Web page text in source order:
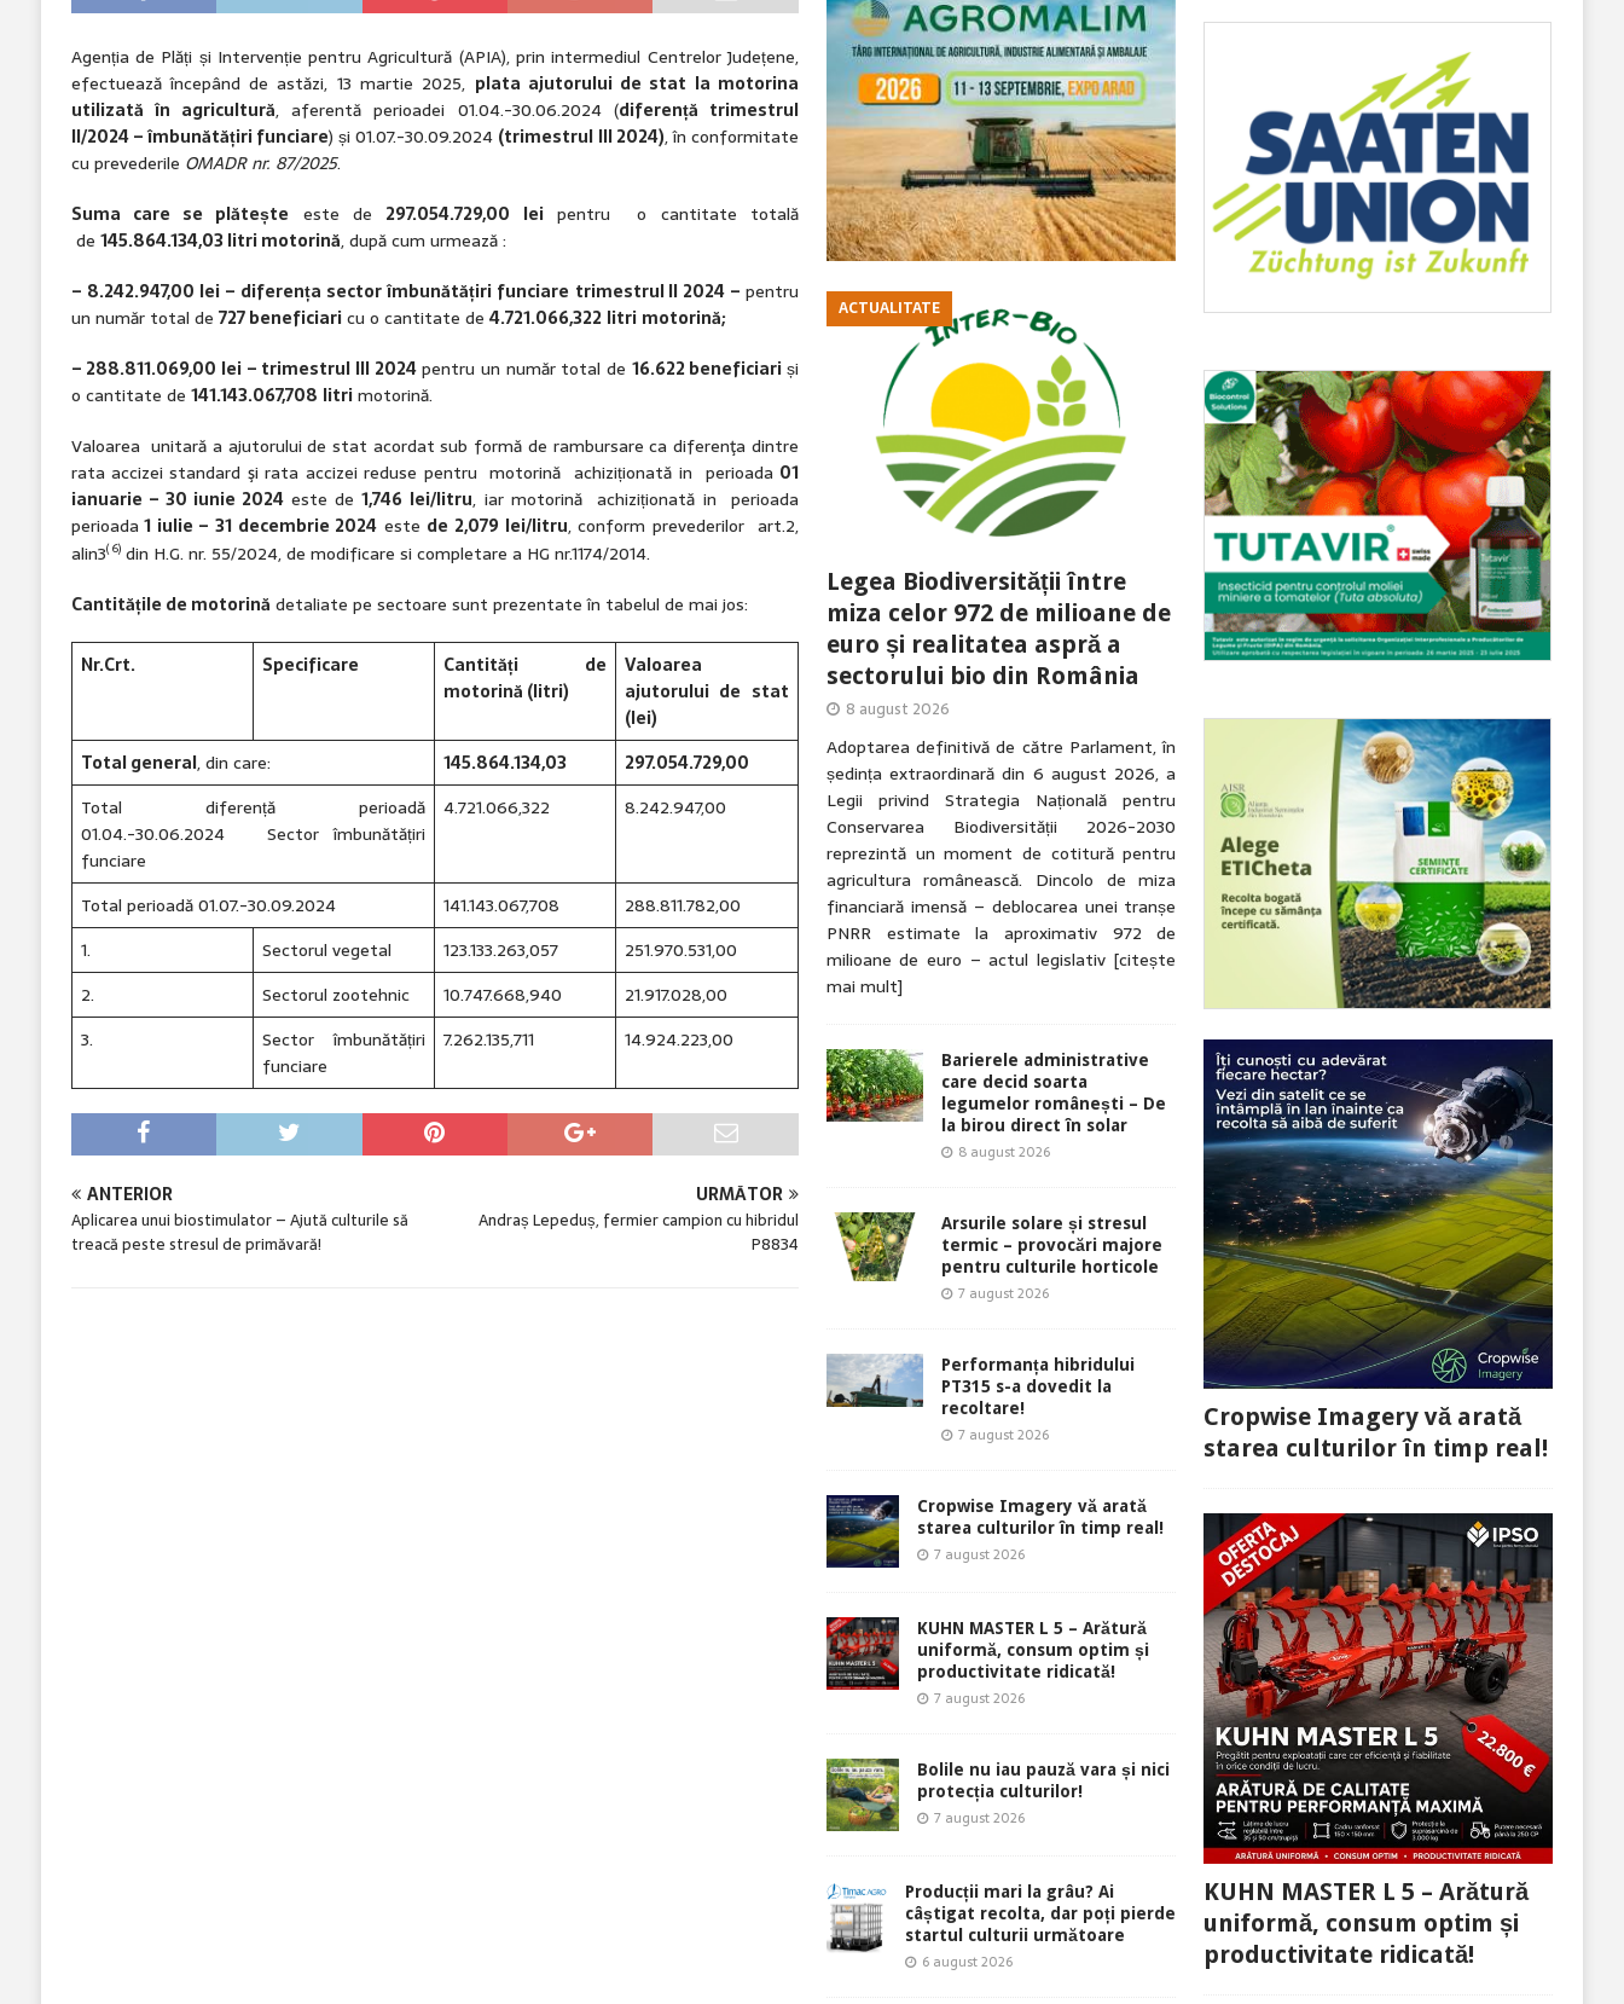
Agenția de Plăți și Intervenție pentru Agricultură (APIA), prin intermediul Centrelor Județene,
efectuează începând de astăzi, 13 martie 2025, plata ajutorului de stat la motorina
utilizată în agricultură, aferentă perioadei 01.04.-30.06.2024 (diferență trimestrul
II/2024 – îmbunătățiri funciare) și 01.07.-30.09.2024 (trimestrul III 2024), în conformitate
cu prevederile OMADR nr. 87/2025.
Suma care se plătește este de 297.054.729,00 leipentru o cantitate totală
de 145.864.134,03 litrimotorină, după cum urmează :
– 8.242.947,00 lei – diferența sector îmbunătățiri funciare trimestrul II 2024 – pentru
un număr total de 727 beneficiaricu o cantitate de 4.721.066,322 litri motorină;
– 288.811.069,00 lei – trimestrul III 2024pentru un număr total de 16.622beneficiariși
o cantitate de 141.143.067,708 litrimotorină.
Valoarea unitară a ajutorului de stat acordat sub formă de rambursare ca diferenţa dintre
rata accizei standard şi rata accizei reduse pentru motorină achiziționată in perioada 01
ianuarie – 30 iunie 2024 este de1,746 lei/litru, iar motorină achiziționată in perioada
perioada 1 iulie – 31 decembrie 2024 este de 2,079 lei/litru, conform prevederilor art.2,
alin3( 6)din H.G. nr. 55/2024, de modificare si completare a HG nr.1174/2014.
Cantitățile de motorină detaliate pe sectoare sunt prezentate în tabelul de mai jos:
Nr.Crt. Specificare
Cantități de
motorină (litri)
Valoarea
ajutorului de stat
(lei)
Total general, din care: 145.864.134,03
297.054.729,00
Total diferență perioadă
01.04.-30.06.2024 Sector îmbunătățiri
funciare
4.721.066,322 8.242.947,00
Total perioadă 01.07.-30.09.2024 141.143.067,708
288.811.782,00
1.
Sectorul vegetal 123.133.263,057
251.970.531,00
2.
Sectorul zootehnic 10.747.668,940
21.917.028,00
3.
Sector îmbunătățiri
funciare
7.262.135,711 14.924.223,00
ANTERIOR
Aplicarea unui biostimulator – Ajută culturile să
treacă peste stresul de primăvară!
URMĂTOR
Andraș Lepeduș, fermier campion cu hibridul
P8834
ACTUALITATE
Legea Biodiversității între
miza celor 972 de milioane de
euro și realitatea aspră a
sectorului bio din România
8 august 2026
Adoptarea definitivă de către Parlament, în
ședința extraordinară din 6 august 2026, a
Legii privind Strategia Națională pentru
Conservarea Biodiversității 2026-2030
reprezintă un moment de cotitură pentru
agricultura românească. Dincolo de miza
financiară imensă – deblocarea unei tranșe
PNRR estimate la aproximativ 972 de
milioane de euro – actul legislativ [citește
mai mult]
Barierele administrative
care decid soarta
legumelor românești – De
la birou direct în solar
8 august 2026
Arsurile solare și stresul
termic – provocări majore
pentru culturile horticole
7 august 2026
Performanța hibridului
PT315 s-a dovedit la
recoltare!
7 august 2026
Cropwise Imagery vă arată
starea culturilor în timp real!
7 august 2026
KUHN MASTER L 5 – Arătură
uniformă, consum optim și
productivitate ridicată!
7 august 2026
Bolile nu iau pauză vara și nici
protecția culturilor!
7 august 2026
Producții mari la grâu? Ai
câștigat recolta, dar poți pierde
startul culturii următoare
6 august 2026
Cropwise Imagery vă arată
starea culturilor în timp real!
KUHN MASTER L 5 – Arătură
uniformă, consum optim și
productivitate ridicată!